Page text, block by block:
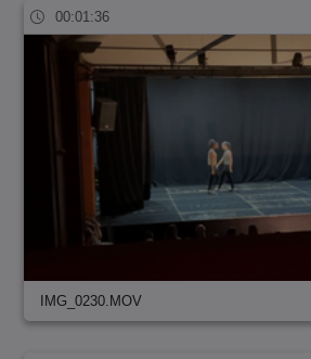
00:01:36
IMG_0230.MOV